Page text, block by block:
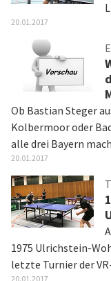
20.01.2017
Ob Bastian Steger
Kolbermoor oder
alle drei Bayern
20.01.2017
1975 Ulrichstein-
letzte Turnier der
20.01.2017